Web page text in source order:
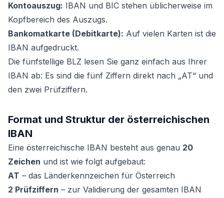
Kontoauszug: IBAN und BIC stehen üblicherweise im
Kopfbereich des Auszugs.
Bankomatkarte (Debitkarte): Auf vielen Karten ist die
IBAN aufgedruckt.
Die fünfstellige BLZ lesen Sie ganz einfach aus Ihrer
IBAN ab: Es sind die fünf Ziffern direkt nach „AT“ und
den zwei Prüfziffern.
Format und Struktur der österreichischen
IBAN
Eine österreichische IBAN besteht aus genau 20
Zeichen und ist wie folgt aufgebaut:
AT – das Länderkennzeichen für Österreich
2 Prüfziffern – zur Validierung der gesamten IBAN